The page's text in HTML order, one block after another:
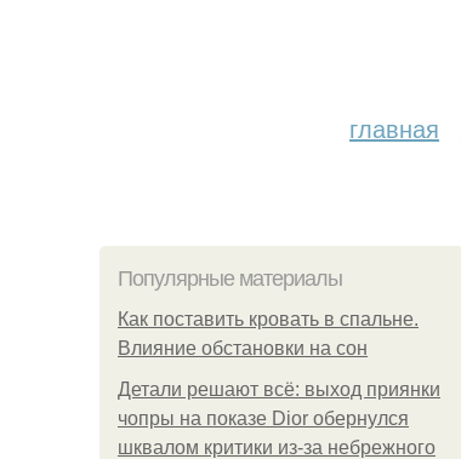
главная
Популярные материалы
Как поставить кровать в спальне.
Влияние обстановки на сон
Детали решают всё: выход приянки
чопры на показе Dior обернулся
шквалом критики из-за небрежного